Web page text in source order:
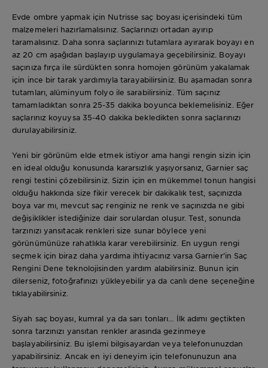
Evde ombre yapmak için Nutrisse saç boyası içerisindeki tüm
malzemeleri hazırlamalısınız. Saçlarınızı ortadan ayırıp
taramalısınız. Daha sonra saçlarınızı tutamlara ayırarak boyayı en
az 20 cm aşağıdan başlayıp uygulamaya geçebilirsiniz. Boyayı
saçınıza fırça ile sürdükten sonra homojen görünüm yakalamak
için ince bir tarak yardımıyla tarayabilirsiniz. Bu aşamadan sonra
tutamları, alüminyum folyo ile sarabilirsiniz. Tüm saçınız
tamamladıktan sonra 25-35 dakika boyunca beklemelisiniz. Eğer
saçlarınız koyuysa 35-40 dakika bekledikten sonra saçlarınızı
durulayabilirsiniz.
Yeni bir görünüm elde etmek istiyor ama hangi rengin sizin için
en ideal olduğu konusunda kararsızlık yaşıyorsanız, Garnier saç
rengi testini çözebilirsiniz. Sizin için en mükemmel tonun hangisi
olduğu hakkında size fikir verecek bir dakikalık test, saçınızda
boya var mı, mevcut saç renginiz ne renk ve saçınızda ne gibi
değişiklikler istediğinize dair sorulardan oluşur. Test, sonunda
tarzınızı yansıtacak renkleri size sunar böylece yeni
görünümünüze rahatlıkla karar verebilirsiniz. En uygun rengi
seçmek için biraz daha yardıma ihtiyacınız varsa Garnier’in Saç
Rengini Dene teknolojisinden yardım alabilirsiniz. Bunun için
dilerseniz, fotoğrafınızı yükleyebilir ya da canlı dene seçeneğine
tıklayabilirsiniz.
Siyah saç boyası, kumral ya da sarı tonları… İlk adımı geçtikten
sonra tarzınızı yansıtan renkler arasında gezinmeye
başlayabilirsiniz. Bu işlemi bilgisayardan veya telefonunuzdan
yapabilirsiniz. Ancak en iyi deneyim için telefonunuzun ana